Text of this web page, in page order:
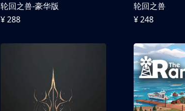
轮回之兽-豪华版
¥ 288
轮回之兽
¥ 248